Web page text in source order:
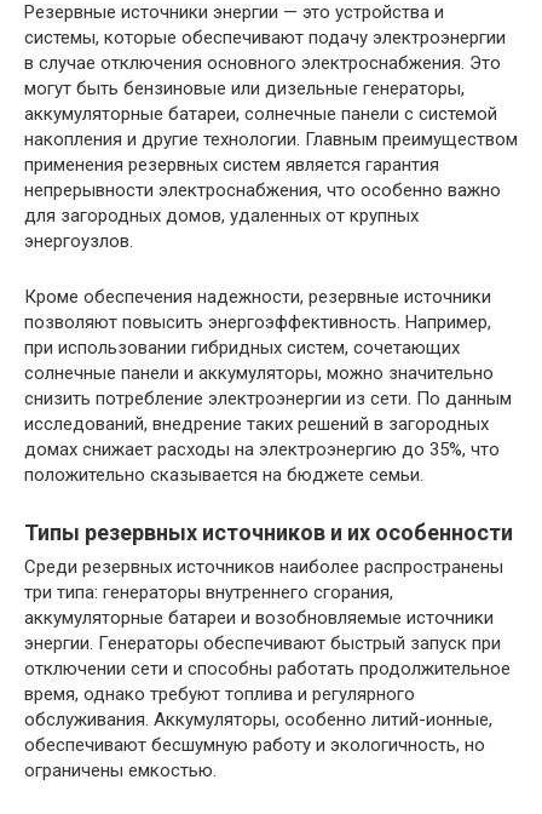
Резервные источники энергии — это устройства и
системы, которые обеспечивают подачу электроэнергии
в случае отключения основного электроснабжения. Это
могут быть бензиновые или дизельные генераторы,
аккумуляторные батареи, солнечные панели с системой
накопления и другие технологии. Главным преимуществом
применения резервных систем является гарантия
непрерывности электроснабжения, что особенно важно
для загородных домов, удаленных от крупных
энергоузлов.
Кроме обеспечения надежности, резервные источники
позволяют повысить энергоэффективность. Например,
при использовании гибридных систем, сочетающих
солнечные панели и аккумуляторы, можно значительно
снизить потребление электроэнергии из сети. По данным
исследований, внедрение таких решений в загородных
домах снижает расходы на электроэнергию до 35%, что
положительно сказывается на бюджете семьи.
Типы резервных источников и их особенности
Среди резервных источников наиболее распространены
три типа: генераторы внутреннего сгорания,
аккумуляторные батареи и возобновляемые источники
энергии. Генераторы обеспечивают быстрый запуск при
отключении сети и способны работать продолжительное
время, однако требуют топлива и регулярного
обслуживания. Аккумуляторы, особенно литий-ионные,
обеспечивают бесшумную работу и экологичность, но
ограничены емкостью.